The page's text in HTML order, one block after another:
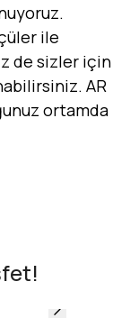
ile
de sizler için
AR
ortamda